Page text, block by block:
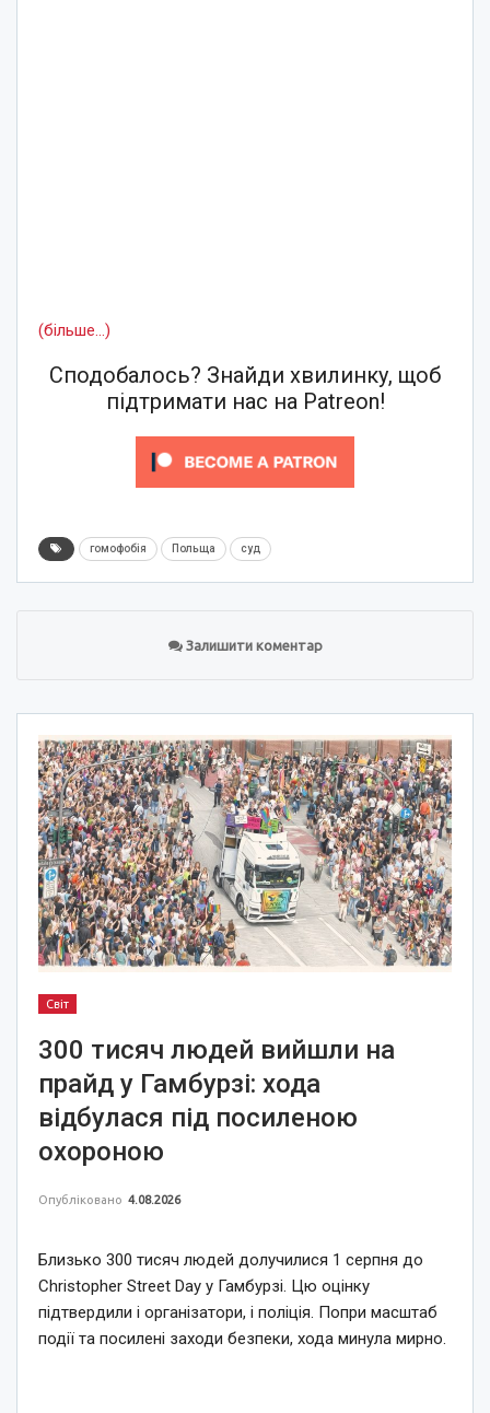
(більше…)
Сподобалось? Знайди хвилинку, щоб
підтримати нас на Patreon!
гомофобія Польща суд
Залишити коментар
Світ
300 тисяч людей вийшли на
прайд у Гамбурзі: хода
відбулася під посиленою
охороною
Опубліковано 4.08.2026
Близько 300 тисяч людей долучилися 1 серпня до
Christopher Street Day у Гамбурзі. Цю оцінку
підтвердили і організатори, і поліція. Попри масштаб
події та посилені заходи безпеки, хода минула мирно.